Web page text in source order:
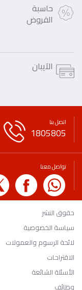
حاسبة
القروض
الآيبان
اتصل بنا
1805805
تواصل معنا
حقوق النشر
سياسة الخصوصية
لائحة الرسوم والعمولات
الاقتراحات
الأسئلة الشائعة
وظائف